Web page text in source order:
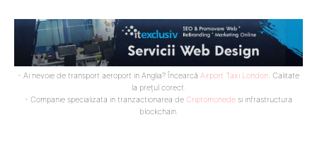
- Ai nevoie de transport aeroport in Anglia? Încearcă Airport Taxi London. Calitate
la prețul corect.
- Companie specializata in tranzactionarea de Criptomonede si infrastructura
blockchain.